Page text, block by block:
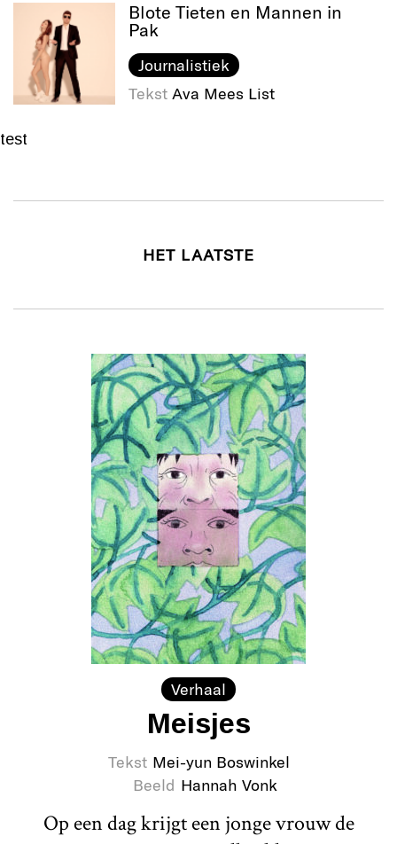
Blote Tieten en Mannen in
Pak
Journalistiek
Tekst Ava Mees List
test
HET LAATSTE
Verhaal
Meisjes
Tekst Mei-yun Boswinkel
Beeld Hannah Vonk
Op een dag krijgt een jonge vrouw de